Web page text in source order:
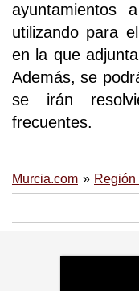
ayuntamientos
utilizando para
en la que
Además, se
se irán
frecuentes.
Murcia.com Región